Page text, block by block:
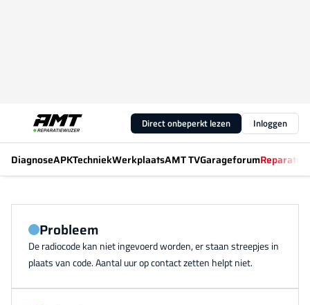
Direct onbeperkt lezen Inloggen
DiagnoseAPKTechniekWerkplaatsAMT TVGarageforum
Probleem
De radiocode kan niet ingevoerd worden, er staan streepjes in
plaats van code. Aantal uur op contact zetten helpt niet.